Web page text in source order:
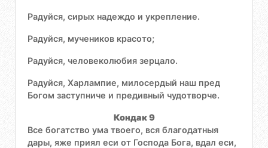
Радуйся, сирых надеждо и укрепление.
Радуйся, мучеников красото;
Радуйся, человеколюбия зерцало.
Радуйся, Харлампие, милосердый наш пред
Богом заступниче и предивный чудотворче.
Кондак 9
Все богатство ума твоего, вся благодатныя
дары, яже приял еси от Господа Бога, вдал еси,